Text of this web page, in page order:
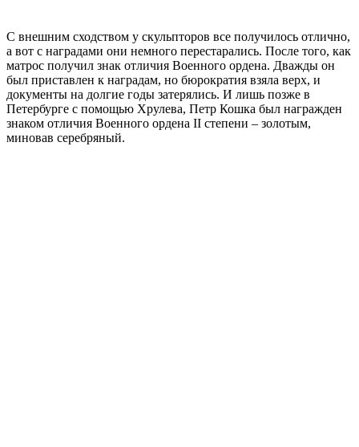
С внешним сходством у скульпторов все получилось отлично,
а вот с наградами они немного перестарались. После того, как
матрос получил знак отличия Военного ордена. Дважды он
был приставлен к наградам, но бюрократия взяла верх, и
документы на долгие годы затерялись. И лишь позже в
Петербурге с помощью Хрулева, Петр Кошка был награжден
знаком отличия Военного ордена II степени – золотым,
миновав серебряный.